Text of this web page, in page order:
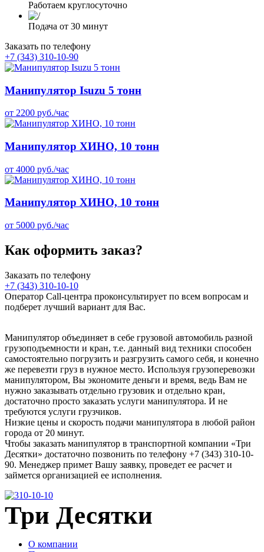
Работаем круглосуточно
Подача от 30 минут
Заказать по телефону
+7 (343) 310-10-90
Манипулятор Isuzu 5 тонн
от 2200 руб./час
Манипулятор ХИНО, 10 тонн
от 4000 руб./час
Манипулятор ХИНО, 10 тонн
от 5000 руб./час
Как оформить заказ?
Заказать по телефону
+7 (343) 310-10-10
Оператор Call-центра проконсультирует по всем вопросам и
подберет лучший вариант для Вас.
Манипулятор объединяет в себе грузовой автомобиль разной
грузоподъемности и кран, т.е. данный вид техники способен
самостоятельно погрузить и разгрузить самого себя, и конечно
же перевезти груз в нужное место. Используя грузоперевозки
манипулятором, Вы экономите деньги и время, ведь Вам не
нужно заказывать отдельно грузовик и отдельно кран,
достаточно просто заказать услуги манипулятора. И не
требуются услуги грузчиков.
Низкие цены и скорость подачи манипулятора в любой район
города от 20 минут.
Чтобы заказать манипулятор в транспортной компании «‎Три
Десятки»‎ достаточно позвонить по телефону +7 (343) 310-10-
90. Менеджер примет Вашу заявку, проведет ее расчет и
займется организацией ее исполнения.
Три Десятки
О компании